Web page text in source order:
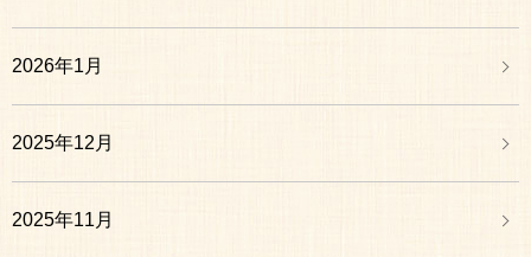
2026年1月
2025年12月
2025年11月